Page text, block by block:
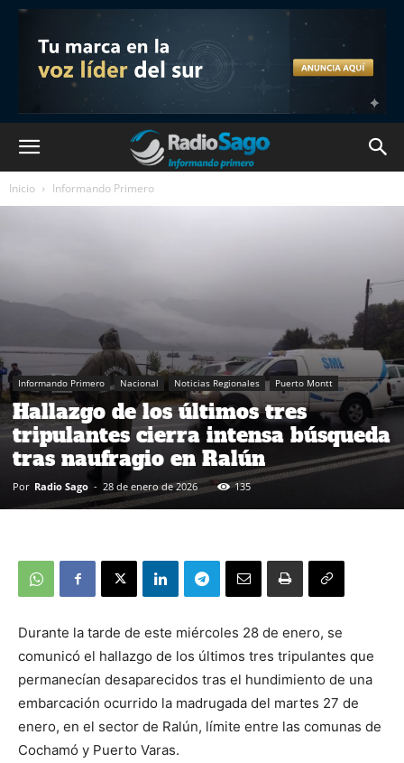
Inicio Informando Primero
Informando Primero Nacional Noticias Regionales Puerto Montt
Hallazgo de los últimos tres
tripulantes cierra intensa búsqueda
tras naufragio en Ralún
Por Radio Sago - 28 de enero de 2026 135
Durante la tarde de este miércoles 28 de enero, se
comunicó el hallazgo de los últimos tres tripulantes que
permanecían desaparecidos tras el hundimiento de una
embarcación ocurrido la madrugada del martes 27 de
enero, en el sector de Ralún, límite entre las comunas de
Cochamó y Puerto Varas.